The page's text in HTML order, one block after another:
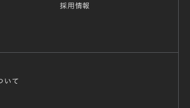
採用情報
いて